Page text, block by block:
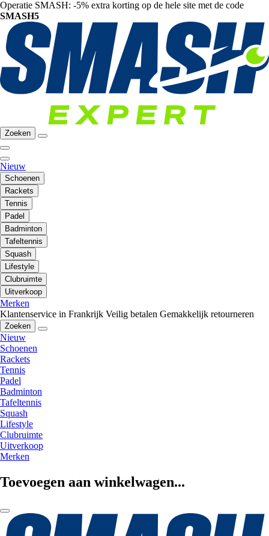
Operatie SMASH: -5% extra korting op de hele site met de code
SMASH5
Zoeken
Nieuw
Schoenen
Rackets
Tennis
Padel
Badminton
Tafeltennis
Squash
Lifestyle
Clubruimte
Uitverkoop
Merken
Klantenservice in Frankrijk Veilig betalen Gemakkelijk retourneren
Zoeken
Nieuw
Schoenen
Rackets
Tennis
Padel
Badminton
Tafeltennis
Squash
Lifestyle
Clubruimte
Uitverkoop
Merken
Toevoegen aan winkelwagen...